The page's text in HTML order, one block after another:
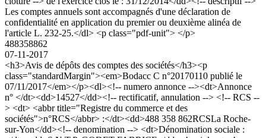
Les comptes annuels sont accompagnés d'une déclaration de
confidentialité en application du premier ou deuxième alinéa de
l'article L. 232-25.</dl> <p class="pdf-unit"> </p>
488358862
07-11-2017
<h3>Avis de dépôts des comptes des sociétés</h3><p
class="standardMargin"><em>Bodacc C n°20170110 publié le
07/11/2017</em></p><dl><!-- numero annonce --><dt>Annonce
n° </dt><dd>14527</dd><!-- rectificatif, annulation --> <!-- RCS --
> <dt> <abbr title="Registre du commerce et des
sociétés">n°RCS</abbr> :</dt><dd>488 358 862RCSLa Roche-
sur-Yon</dd><!-- denomination --> <dt>Dénomination sociale :